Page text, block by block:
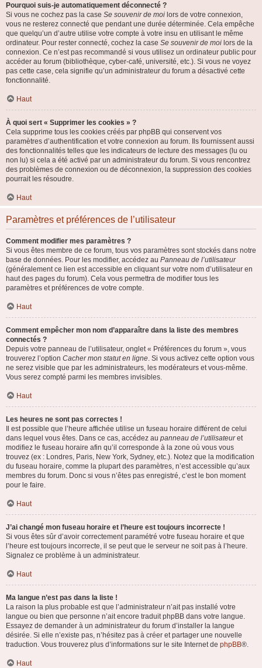
Pourquoi suis-je automatiquement déconnecté ?
Si vous ne cochez pas la case Se souvenir de moi lors de votre connexion,
vous ne resterez connecté que pendant une durée déterminée. Cela empêche
que quelqu’un d’autre utilise votre compte à votre insu en utilisant le même
ordinateur. Pour rester connecté, cochez la case Se souvenir de moi lors de la
connexion. Ce n’est pas recommandé si vous utilisez un ordinateur public pour
accéder au forum (bibliothèque, cyber-café, université, etc.). Si vous ne voyez
pas cette case, cela signifie qu’un administrateur du forum a désactivé cette
fonctionnalité.
Haut
À quoi sert « Supprimer les cookies » ?
Cela supprime tous les cookies créés par phpBB qui conservent vos
paramètres d’authentification et votre connexion au forum. Ils fournissent aussi
des fonctionnalités telles que les indicateurs de lecture des messages (lu ou
non lu) si cela a été activé par un administrateur du forum. Si vous rencontrez
des problèmes de connexion ou de déconnexion, la suppression des cookies
pourrait les résoudre.
Haut
Paramètres et préférences de l’utilisateur
Comment modifier mes paramètres ?
Si vous êtes membre de ce forum, tous vos paramètres sont stockés dans notre
base de données. Pour les modifier, accédez au Panneau de l’utilisateur
(généralement ce lien est accessible en cliquant sur votre nom d’utilisateur en
haut des pages du forum). Cela vous permettra de modifier tous les
paramètres et préférences de votre compte.
Haut
Comment empêcher mon nom d’apparaître dans la liste des membres
connectés ?
Depuis votre panneau de l’utilisateur, onglet « Préférences du forum », vous
trouverez l’option Cacher mon statut en ligne. Si vous activez cette option vous
ne serez visible que par les administrateurs, les modérateurs et vous-même.
Vous serez compté parmi les membres invisibles.
Haut
Les heures ne sont pas correctes !
Il est possible que l’heure affichée utilise un fuseau horaire différent de celui
dans lequel vous êtes. Dans ce cas, accédez au panneau de l’utilisateuret
modifiez le fuseau horaire afin qu’il corresponde à la zone où vous vous
trouvez (ex : Londres, Paris, New York, Sydney, etc.). Notez que la modification
du fuseau horaire, comme la plupart des paramètres, n’est accessible qu’aux
membres du forum. Donc si vous n’êtes pas enregistré, c’est le bon moment
pour le faire.
Haut
J’ai changé mon fuseau horaire et l’heure est toujours incorrecte !
Si vous êtes sûr d’avoir correctement paramétré votre fuseau horaire et que
l’heure est toujours incorrecte, il se peut que le serveur ne soit pas à l’heure.
Signalez ce problème à un administrateur.
Haut
Ma langue n’est pas dans la liste !
La raison la plus probable est que l’administrateur n’ait pas installé votre
langue ou bien que personne n’ait encore traduit phpBB dans votre langue.
Essayez de demander à un administrateur du forum d’installer la langue
désirée. Si elle n’existe pas, n’hésitez pas à créer et partager une nouvelle
traduction. Vous trouverez plus d’informations sur le site Internet de phpBB®.
Haut